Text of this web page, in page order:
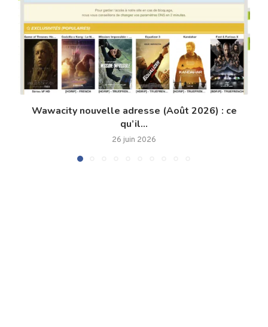
Wawacity nouvelle adresse (Août 2026) : ce
qu’il...
26 juin 2026